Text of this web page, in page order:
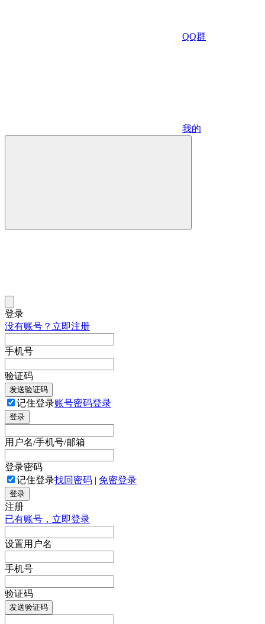
QQ群
我的
登录
没有账号？立即注册
手机号
验证码
发送验证码
记住登录账号密码登录
登录
用户名/手机号/邮箱
登录密码
记住登录找回密码 | 免密登录
登录
注册
已有账号，立即登录
设置用户名
手机号
验证码
发送验证码